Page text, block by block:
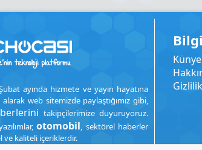
ayında hizmete ve yayın hayatına
web sitemizde paylaştığımız gibi,
takipçilerimize duyuruyoruz.
otomobil, sektörel haberler
kaliteli içeriklerdir.
Künye